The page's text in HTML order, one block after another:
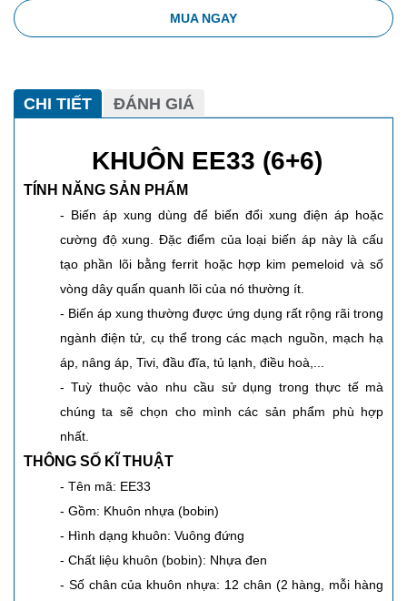
MUA NGAY
CHI TIẾT ĐÁNH GIÁ
KHUÔN EE33 (6+6)
TÍNH NĂNG SẢN PHẨM
- Biến áp xung dùng để biến đổi xung điện áp hoặc
cường độ xung. Đặc điểm của loại biến áp này là cấu
tạo phần lõi bằng ferrit hoặc hợp kim pemeloid và số
vòng dây quấn quanh lõi của nó thường ít.
- Biến áp xung thường được ứng dụng rất rộng rãi trong
ngành điện tử, cụ thể trong các mạch nguồn, mạch hạ
áp, nâng áp, Tivi, đầu đĩa, tủ lạnh, điều hoà,...
- Tuỳ thuộc vào nhu cầu sử dụng trong thực tế mà
chúng ta sẽ chọn cho mình các sản phẩm phù hợp
nhất.
THÔNG SỐ KĨ THUẬT
- Tên mã: EE33
- Gồm: Khuôn nhựa (bobin)
- Hình dạng khuôn: Vuông đứng
- Chất liệu khuôn (bobin): Nhựa đen
- Số chân của khuôn nhựa: 12 chân (2 hàng, mỗi hàng